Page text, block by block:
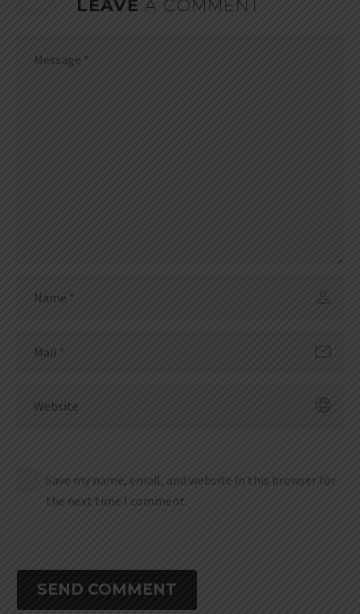
LEAVE A COMMENT
Save my name, email, and website in this browser for
the next time I comment.
SEND COMMENT